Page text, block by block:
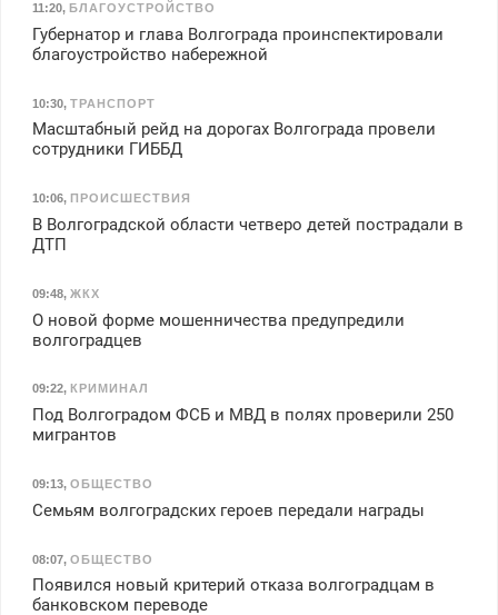
11:20, БЛАГОУСТРОЙСТВО
Губернатор и глава Волгограда проинспектировали
благоустройство набережной
10:30, ТРАНСПОРТ
Масштабный рейд на дорогах Волгограда провели
сотрудники ГИББД
10:06, ПРОИСШЕСТВИЯ
В Волгоградской области четверо детей пострадали в
ДТП
09:48, ЖКХ
О новой форме мошенничества предупредили
волгоградцев
09:22, КРИМИНАЛ
Под Волгоградом ФСБ и МВД в полях проверили 250
мигрантов
09:13, ОБЩЕСТВО
Семьям волгоградских героев передали награды
08:07, ОБЩЕСТВО
Появился новый критерий отказа волгоградцам в
банковском переводе